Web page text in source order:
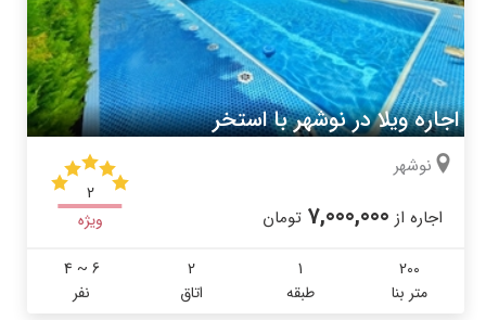
اجاره ویلا در نوشهر با استخر
نوشهر
اجاره از 7,000,000 تومان
2
ویژه
200
متر بنا
1
طبقه
2
اتاق
4 ~ 6
نفر